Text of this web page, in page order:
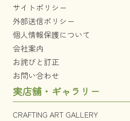
サイトポリシー
外部送信ポリシー
個人情報保護について
会社案内
お詫びと訂正
お問い合わせ
実店舗・ギャラリー
CRAFTING ART GALLERY